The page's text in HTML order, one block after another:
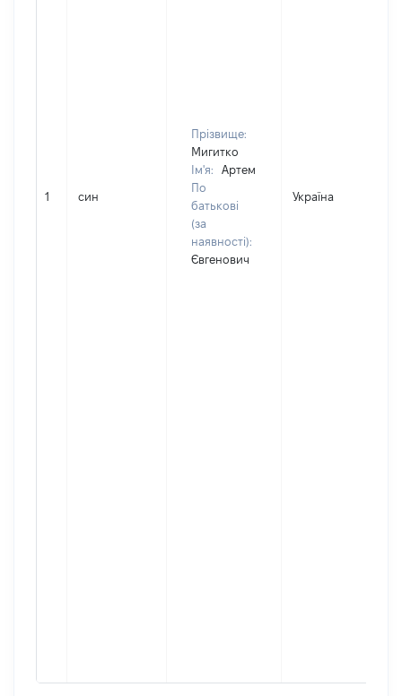
1 син
Прізвище:
Мигитко
Ім'я:
Артем
По
батькові
(за
наявності):
Євгенович
Україна